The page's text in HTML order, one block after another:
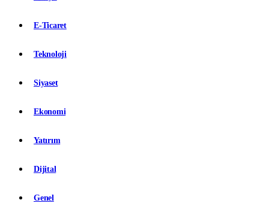
E-Ticaret
Teknoloji
Siyaset
Ekonomi
Yatırım
Dijital
Genel